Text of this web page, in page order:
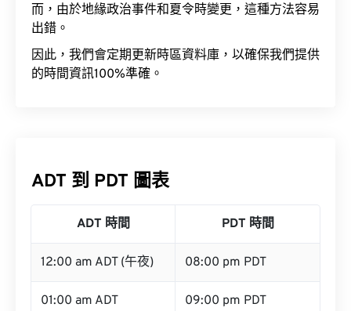
而，由於地緣政治事件和夏令時變更，這種方法容易
出錯。
因此，我們會定期更新時區資料庫，以確保我們提供
的時間資訊100%準確。
ADT 到 PDT 圖表
ADT 時間 PDT 時間
12:00 am ADT (午夜) 08:00 pm PDT
01:00 am ADT 09:00 pm PDT